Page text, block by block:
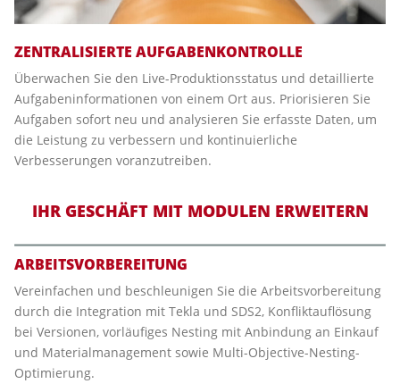
ZENTRALISIERTE AUFGABENKONTROLLE
Überwachen Sie den Live-Produktionsstatus und detaillierte
Aufgabeninformationen von einem Ort aus. Priorisieren Sie
Aufgaben sofort neu und analysieren Sie erfasste Daten, um
die Leistung zu verbessern und kontinuierliche
Verbesserungen voranzutreiben.
IHR GESCHÄFT MIT MODULEN ERWEITERN
ARBEITSVORBEREITUNG
Vereinfachen und beschleunigen Sie die Arbeitsvorbereitung
durch die Integration mit Tekla und SDS2, Konfliktauflösung
bei Versionen, vorläufiges Nesting mit Anbindung an Einkauf
und Materialmanagement sowie Multi-Objective-Nesting-
Optimierung.